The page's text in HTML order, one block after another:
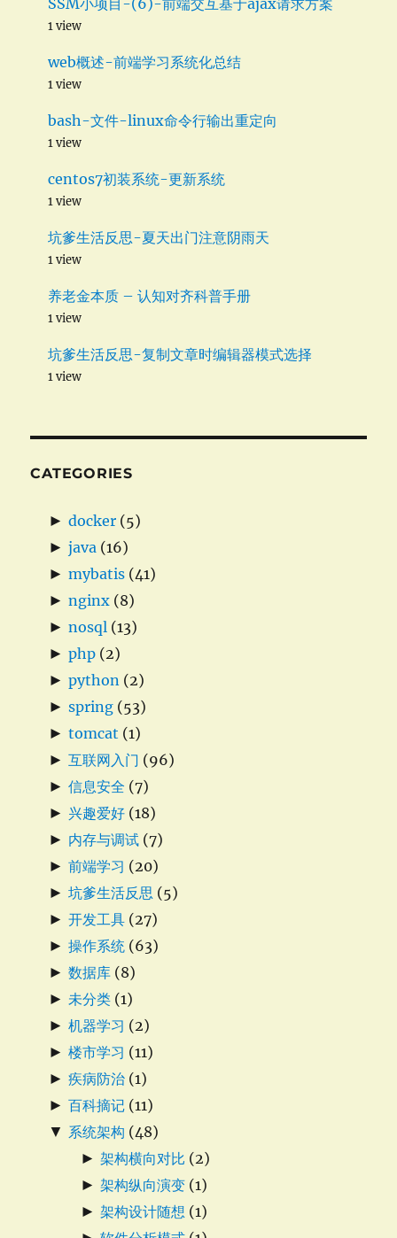
SSM小项目-(6)-前端交互基于ajax请求方案
1 view
web概述-前端学习系统化总结
1 view
bash-文件-linux命令行输出重定向
1 view
centos7初装系统-更新系统
1 view
坑爹生活反思-夏天出门注意阴雨天
1 view
养老金本质 – 认知对齐科普手册
1 view
坑爹生活反思-复制文章时编辑器模式选择
1 view
CATEGORIES
► docker (5)
► java (16)
► mybatis (41)
► nginx (8)
► nosql (13)
► php (2)
► python (2)
► spring (53)
► tomcat (1)
► 互联网入门 (96)
► 信息安全 (7)
► 兴趣爱好 (18)
► 内存与调试 (7)
► 前端学习 (20)
► 坑爹生活反思 (5)
► 开发工具 (27)
► 操作系统 (63)
► 数据库 (8)
► 未分类 (1)
► 机器学习 (2)
► 楼市学习 (11)
► 疾病防治 (1)
► 百科摘记 (11)
▼ 系统架构 (48)
► 架构横向对比 (2)
► 架构纵向演变 (1)
► 架构设计随想 (1)